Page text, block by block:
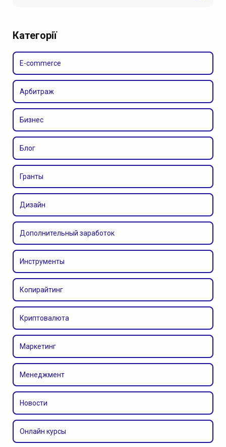
Категорії
E-commerce
Арбитраж
Бизнес
Блог
Гранты
Дизайн
Дополнительный заработок
Инструменты
Копирайтинг
Криптовалюта
Маркетинг
Менеджмент
Новости
Онлайн курсы